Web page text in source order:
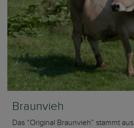
Braunvieh
Das “Original Braunvieh” stammt